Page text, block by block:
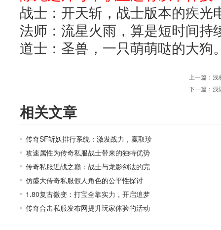
战士：开天斩，战士版本的疾光
法师：流星火雨，算是短时间持
道士：圣兽，一只萌萌哒的大狗
上一篇： 浅
下一篇： 浅
相关文章
传奇SF斩妖排行系统：激发战力，赢取珍
攻速属性为传奇私服战士带来的独特优势
传奇私服近战之巅：战士与龙影剑法的完
仿盛大传奇私服假人角色的公平性探讨
1.80复古微变：打宝全靠实力，开启追梦
传奇合击私服发布网提升玩家体验的活动